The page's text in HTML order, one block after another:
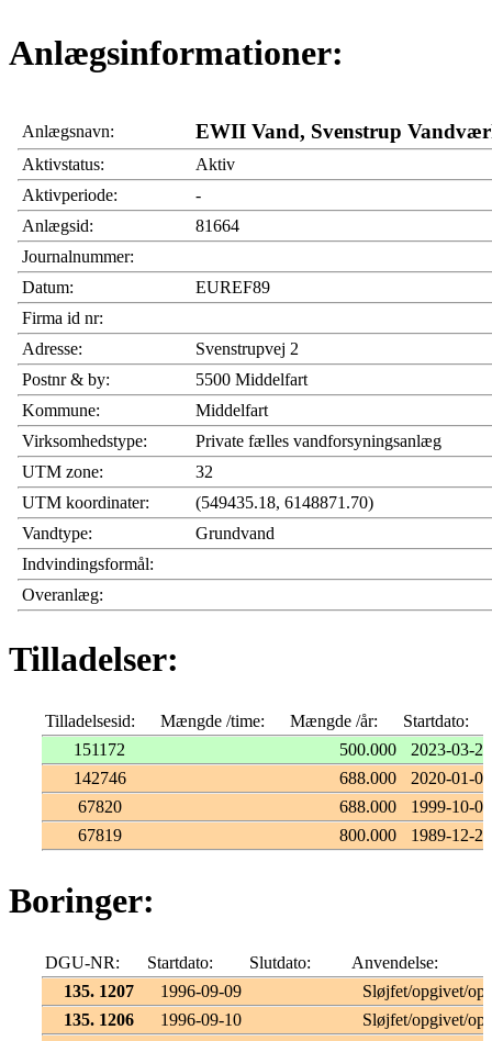
Anlægsinformationer:
Anlægsnavn: EWII Vand, Svenstrup
Aktivstatus:
Aktiv
Aktivperiode:
-
Anlægsid:
81664
Journalnummer:
Datum:
EUREF89
Firma id nr:
Adresse:
Svenstrupvej 2
Postnr & by:
5500 Middelfart
Kommune:
Middelfart
Virksomhedstype:
Private fælles vandforsyningsanlæg
UTM zone:
32
UTM koordinater:
(549435.18, 6148871.70)
Vandtype:
Grundvand
Indvindingsformål:
Overanlæg:
Tilladelser:
Tilladelsesid: Mængde /time: Mængde /år:
Startdato:
151172
500.000
2023-03-27
142746
688.000
2020-01-02
67820
688.000
1999-10-01
67819
800.000 1989-12-22
Boringer:
DGU-NR: Startdato: Slutdato:
Anvendelse:
135. 1207
1996-09-09
Sløjfet/opgivet/
135. 1206
1996-09-10
Sløjfet/opgivet/